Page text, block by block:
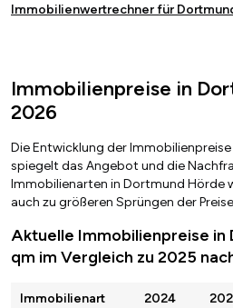
Immobilienwertrechner für
Immobilienpreise in
2026
Die Entwicklung der
spiegelt das Angebot und die
Immobilienarten in Dortmund Hörde
auch zu größeren Sprüngen der
Aktuelle Immobilienpreise in
qm im Vergleich zu 2025
Immobilienart 2024